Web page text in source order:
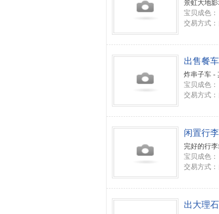
景虹大地
宝贝成色：
交易方式：
出售餐车
炸串子车 -
宝贝成色：
交易方式：
闲置行
完好的行
宝贝成色：
交易方式：
出大理